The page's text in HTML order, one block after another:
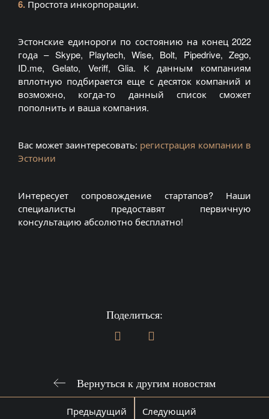
6. Простота инкорпорации.
Эстонские единороги по состоянию на конец 2022
года – Skype, Playtech, Wise, Bolt, Pipedrive, Zego,
ID.me, Gelato, Veriff, Glia. К данным компаниям
вплотную подбирается еще с десяток компаний и
возможно, когда-то данный список сможет
пополнить и ваша компания.
Вас может заинтересовать: регистрация компании в
Эстонии
Интересует сопровождение стартапов? Наши
специалисты предоставят первичную
консультацию абсолютно бесплатно!
Вернуться к другим новостям
Поделиться:
Предыдущий Следующий